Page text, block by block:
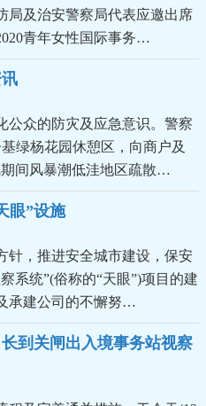
局及治安警察局代表应邀出席
青年女性国际事务…
公众的防灾及应急意识。警察
绿杨花园休憩区，向商户及
间风暴潮低洼地区疏散…
眼”设施
针，推进安全城市建设，保安
系统”(俗称的“天眼”)项目的建
承建公司的不懈努…
到关闸出入境事务站视察